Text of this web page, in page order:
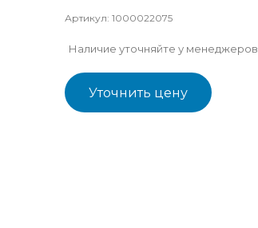
Артикул: 1000022075
Наличие уточняйте у менеджеров
Уточнить цену